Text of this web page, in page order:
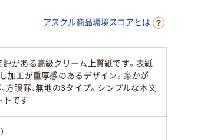
アスクル商品環境スコアとは
がある高級クリーム上質紙です。表紙
加工が重厚感のあるデザイン。糸かが
方眼罫、無地の3タイプ。シンプルな本文
トです